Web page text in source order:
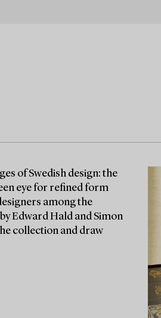
of Swedish design: the
eye for refined form
among the
Edward Hald and Simon
collection and draw